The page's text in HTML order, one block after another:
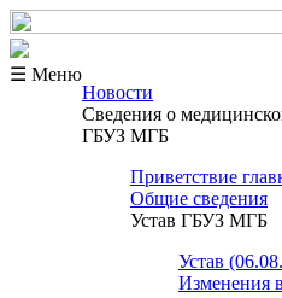
☰ Меню
Новости
Сведения о
ГБУЗ МГБ
Приветствие
Общие сведения
Устав ГБУЗ МГБ
Устав
Изменения